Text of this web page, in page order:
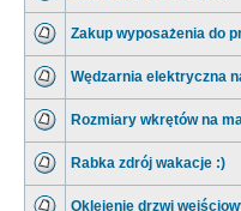
Zakup wyposażenia do
Wędzarnia elektryczna
Rozmiary wkrętów na
Rabka zdrój wakacje :)
Oklejenie drzwi